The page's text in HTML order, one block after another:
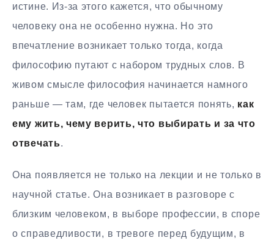
истине. Из-за этого кажется, что обычному
человеку она не особенно нужна. Но это
впечатление возникает только тогда, когда
философию путают с набором трудных слов. В
живом смысле философия начинается намного
раньше — там, где человек пытается понять, как
ему жить, чему верить, что выбирать и за что
отвечать.
Она появляется не только на лекции и не только в
научной статье. Она возникает в разговоре с
близким человеком, в выборе профессии, в споре
о справедливости, в тревоге перед будущим, в